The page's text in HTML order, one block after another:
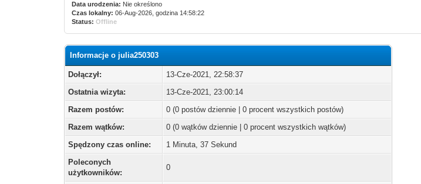
Data urodzenia: Nie określono
Czas lokalny: 06-Aug-2026, godzina 14:58:22
Status: Offline
Informacje o julia250303
Dołączył:
13-Cze-2021, 22:58:37
Ostatnia wizyta:
13-Cze-2021, 23:00:14
Razem postów:
0 (0 postów dziennie | 0 procent wszystkich postów)
Razem wątków:
0 (0 wątków dziennie | 0 procent wszystkich wątków)
Spędzony czas online:
1 Minuta, 37 Sekund
Poleconych
użytkowników:
0